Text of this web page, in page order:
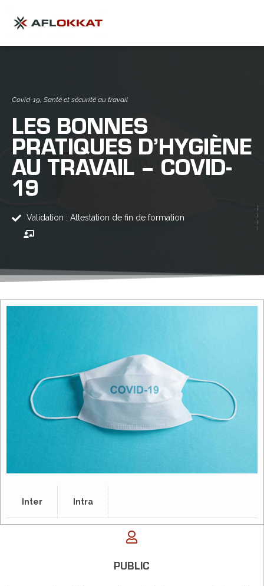
Covid-19, Santé et sécurité au travail
LES BONNES
PRATIQUES D’HYGIÈNE
AU TRAVAIL – COVID-
19
Validation : Attestation de fin de formation
PUBLIC
Inter Intra